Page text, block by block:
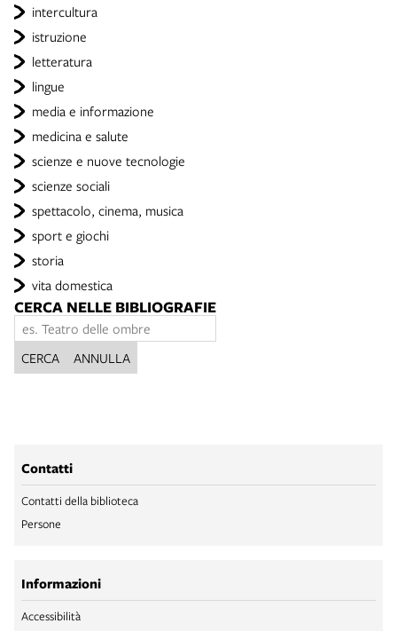
intercultura
istruzione
letteratura
lingue
media e informazione
medicina e salute
scienze e nuove tecnologie
scienze sociali
spettacolo, cinema, musica
sport e giochi
storia
vita domestica
CERCA NELLE BIBLIOGRAFIE
CERCA ANNULLA
Contatti
Contatti della biblioteca
Persone
Informazioni
Accessibilità